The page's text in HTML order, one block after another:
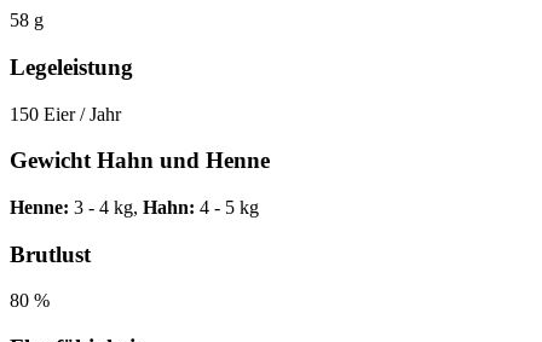
58 g
Legeleistung
150 Eier / Jahr
Gewicht Hahn und Henne
Henne: 3 - 4 kg, Hahn: 4 - 5 kg
Brutlust
80 %